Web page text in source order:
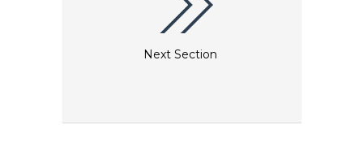
Next Section